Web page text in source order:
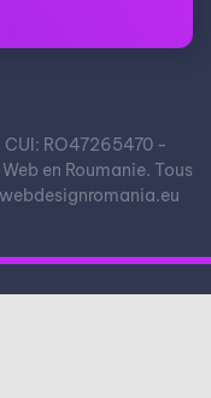
CUI: RO47265470 -
en Roumanie. Tous
webdesignromania.eu